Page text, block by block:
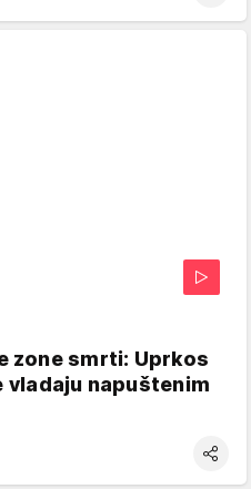
zone smrti: Uprkos
napuštenim